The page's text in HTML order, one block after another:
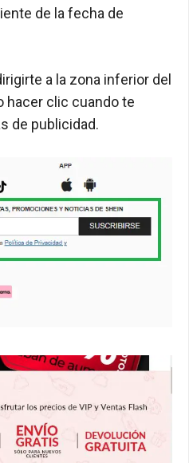
de la fecha de
a la zona inferior del
hacer clic cuando te
de publicidad.